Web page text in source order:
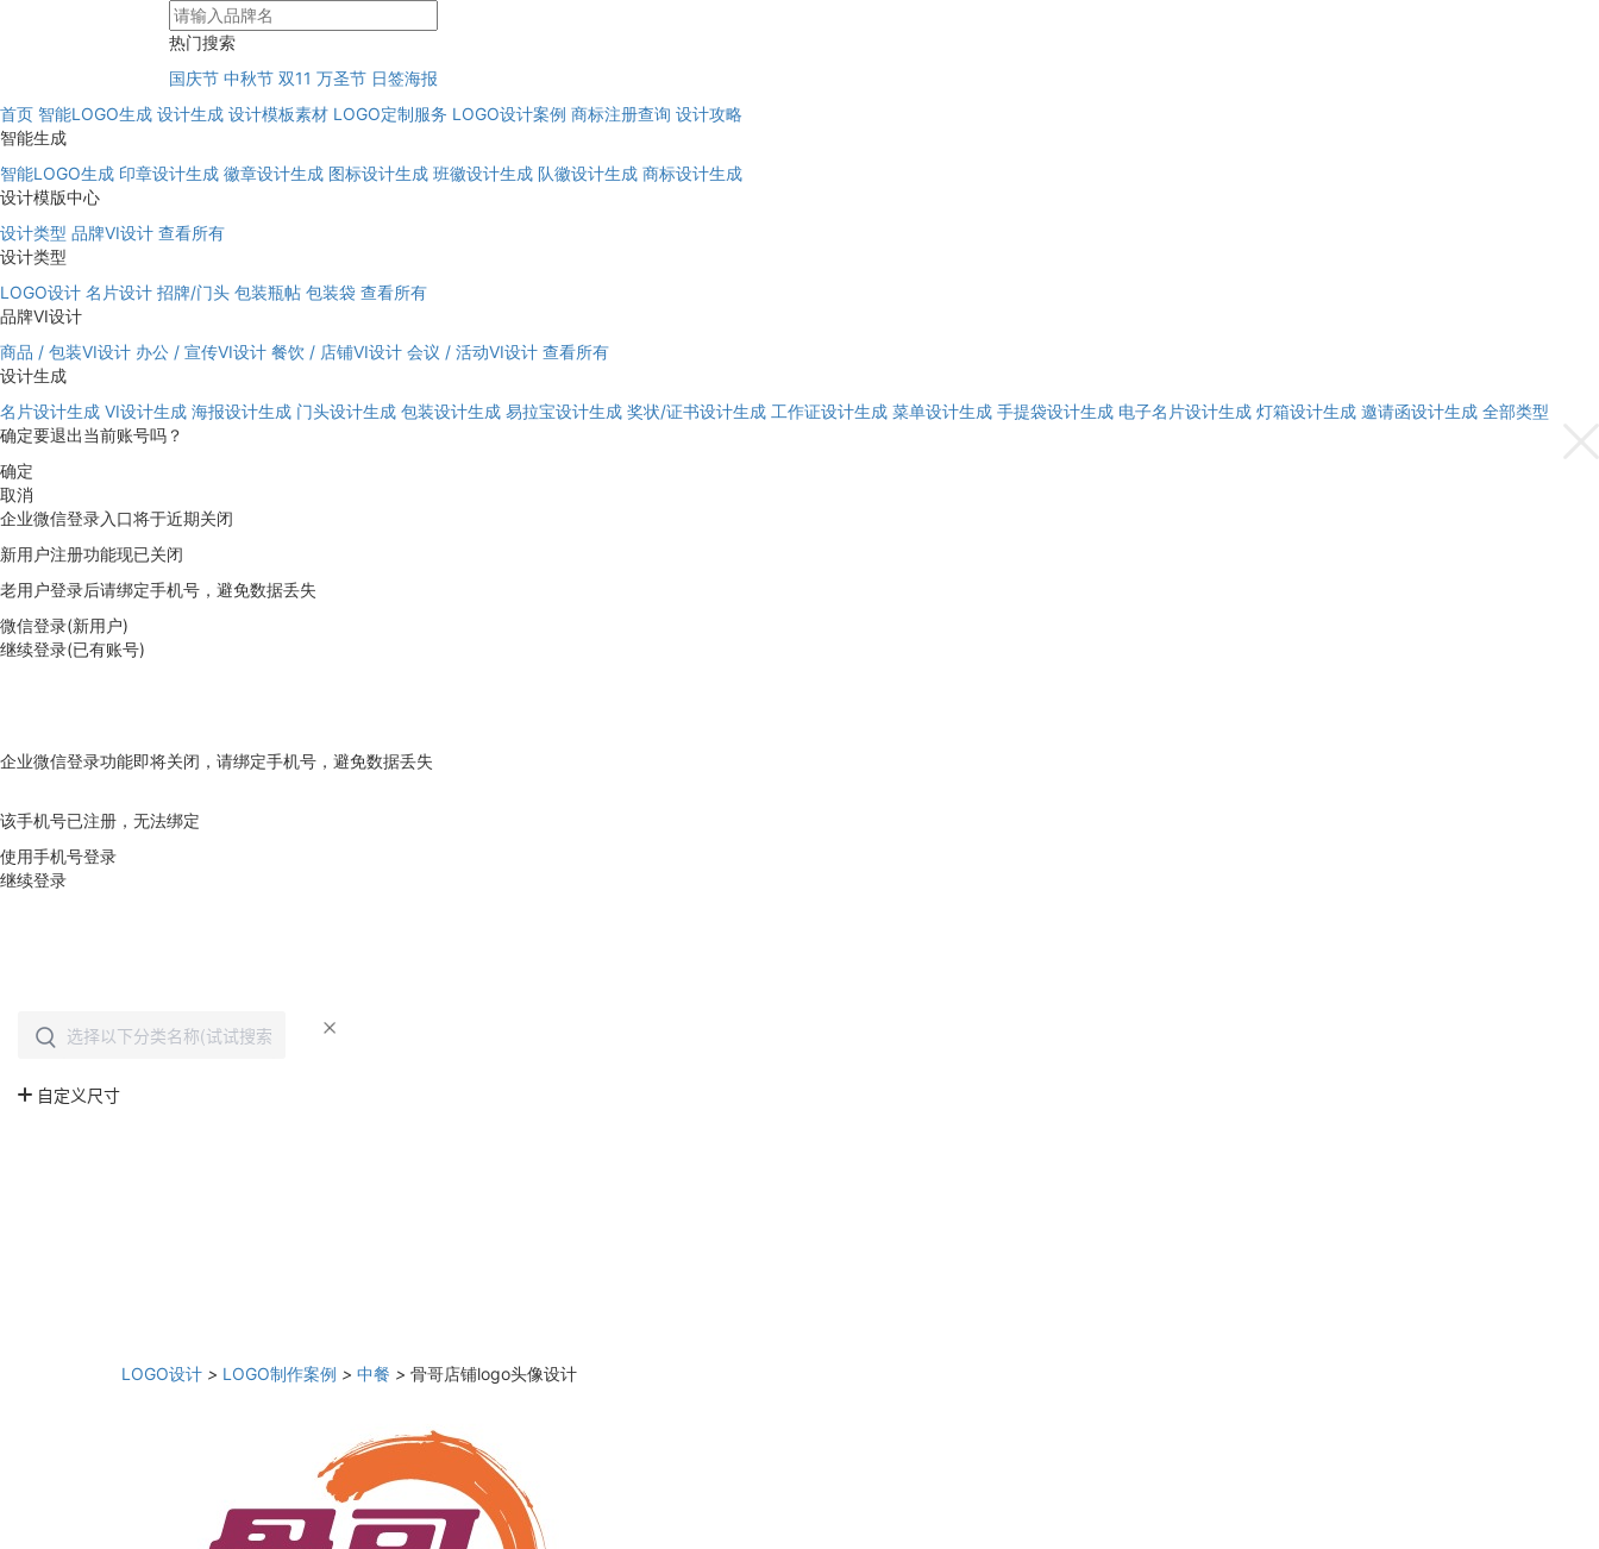
热门搜索
国庆节 中秋节 双11 万圣节 日签海报
首页 智能LOGO生成 设计生成 设计模板素材 LOGO定制服务 LOGO设计案例 商标注册查询 设计攻略
智能生成
智能LOGO生成 印章设计生成 徽章设计生成 图标设计生成 班徽设计生成 队徽设计生成 商标设计生成
设计模版中心
设计类型 品牌VI设计 查看所有
设计类型
LOGO设计 名片设计 招牌/门头 包装瓶帖 包装袋 查看所有
品牌VI设计
商品 / 包装VI设计 办公 / 宣传VI设计 餐饮 / 店铺VI设计 会议 / 活动VI设计 查看所有
设计生成
名片设计生成 VI设计生成 海报设计生成 门头设计生成 包装设计生成 易拉宝设计生成 奖状/证书设计生成 工作证设计生成 菜单设计生成 手提袋设计生成 电子名片设计生成 灯箱设计生成 邀请函设计生成 全部类型
确定要退出当前账号吗？
确定
取消
企业微信登录入口将于近期关闭
新用户注册功能现已关闭
老用户登录后请绑定手机号，避免数据丢失
微信登录(新用户)
继续登录(已有账号)
企业微信登录功能即将关闭，请绑定手机号，避免数据丢失
该手机号已注册，无法绑定
使用手机号登录
继续登录
LOGO设计 > LOGO制作案例 > 中餐 > 骨哥店铺logo头像设计